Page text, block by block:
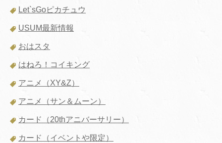
Let`sGoピカチュウ
USUM最新情報
おはスタ
はねろ！コイキング
アニメ（XY&Z）
アニメ（サン＆ムーン）
カード（20thアニバーサリー）
カード（イベントや限定）